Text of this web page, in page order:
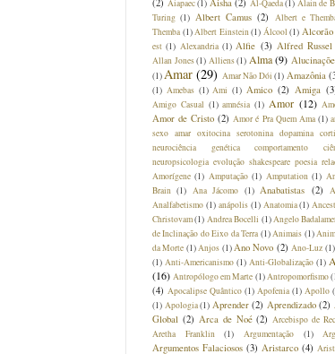
(2) Aiapaec(1) Aisha (2) Al-Qaeda(1) Alain de
Turing (1) Albert Camus (2)
Albert e
Themba (1)Albert Einstein(1) Álcool (1) Alcorão
est (1) Alexandria (1) Alfie (3) Alfred
Allan Jones(1) Alliens(1) Alma (9)
(1)Amar (29) Amar Não Dói (1) Amazônia
(1) Amebas (1) Ami (1) Amico (2) Amiga
Amigo Casual (1) amnésia (1) Amor (12)
Amor de Cristo (2) Amor é Pra Quem Ama (1)
sexo amar oxitocina serotonina dopamina
neurociência genética comportamento
neuropsicologia evolução shakespeare poesia
Amorígene (1) Amputação (1) Amputation (1)
Brain (1) Ana Jácomo (1) Anabatistas (2)
Analfabetismo (1) anápolis (1) Anatomia (1)
Christovam(1) Andrea Bocelli (1)Angelo
de Inclinação do Eixo da Terra (1)Animais (1)
da Morte (1)Anjos (1)Ano Novo (2) Ano-Luz (1)
(1) Anti-Americanismo (1) Anti-Globalização (1)
(16) Antropólogo em Marte (1)Antropomorfismo
(4) Apocalipse Quântico (1) Apofenia (1) Apollo
(1) Apologia(1) Aprender (2) Aprendizado (2)
Global (2) Arca de Noé (2) Arcebispo de
Aretha Franklin
(1) Argumentação (1)
Argumentos Falaciosos (3) Aristarco (4)